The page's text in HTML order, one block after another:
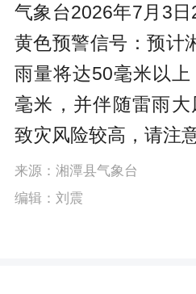
气象台2026年7月3
黄色预警信号：预计
雨量将达50毫米以
毫米，并伴随雷雨大
致灾风险较高，请注
来源：湘潭县气象台
编辑：刘震